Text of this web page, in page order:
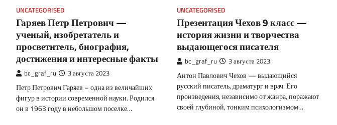
UNCATEGORISED
Гаряев Петр Петрович —
ученый, изобретатель и
просветитель, биография,
достижения и интересные факты
bc_graf_ru 3 августа 2023
Петр Петрович Гаряев – одна из величайших
фигур в истории современной науки. Родился
он в 1963 году в небольшом поселке…
UNCATEGORISED
Презентация Чехов 9 класс —
история жизни и творчества
выдающегося писателя
bc_graf_ru 3 августа 2023
Антон Павлович Чехов — выдающийся
русский писатель, драматург и врач. Его
произведения, независимо от жанра, поражают
своей глубиной, тонким психологизмом…